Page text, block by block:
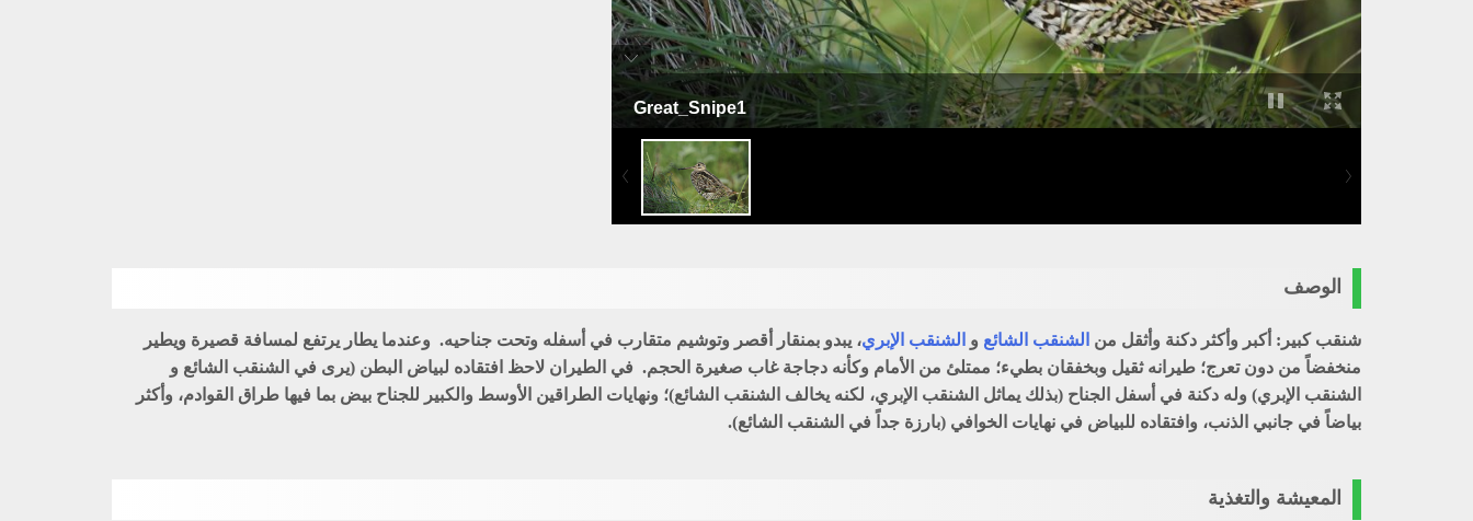
Great_Snipe1
شنقب كبير
الوصف
شنقب كبير: أكبر وأكثر دكنة وأثقل من الشنقب الشائع و الشنقب الإبري، يبدو بمنقار أقصر وتوشيم متقارب في أسفله وتحت جناحيه. وعندما يطار يرتفع لمسافة قصيرة ويطير
منخفضاً من دون تعرج؛ طيرانه ثقيل وبخفقان بطيء؛ ممتلئ من الأمام وكأنه دجاجة غاب صغيرة الحجم. في الطيران لاحظ افتقاده لبياض البطن (يرى في الشنقب الشائع و
الشنقب الإبري) وله دكنة في أسفل الجناح (بذلك يماثل الشنقب الإبري، لكنه يخالف الشنقب الشائع)؛ ونهايات الطراقين الأوسط والكبير للجناح بيض بما فيها طراق القوادم، وأكثر
بياضاً في جانبي الذنب، وافتقاده للبياض في نهايات الخوافي (بارزة جداً في الشنقب الشائع).
المعيشة والتغذية